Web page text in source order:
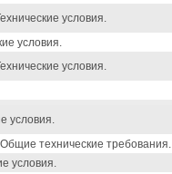
условия.
условия.
условия.
условия.
технические требования.
условия.